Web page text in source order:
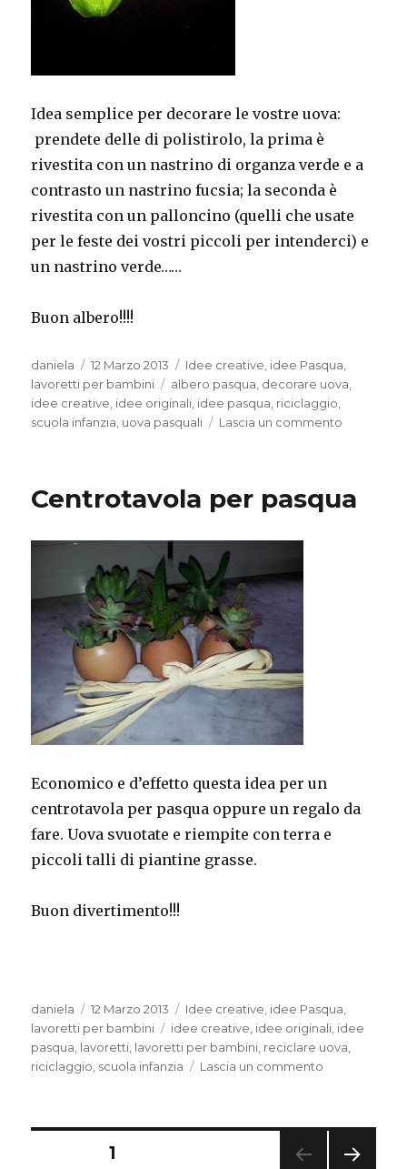
Idea semplice per decorare le vostre uova:
prendete delle di polistirolo, la prima è
rivestita con un nastrino di organza verde e a
contrasto un nastrino fucsia; la seconda è
rivestita con un palloncino (quelli che usate
per le feste dei vostri piccoli per intenderci) e
un nastrino verde……
Buon albero!!!!
Autore
daniela
Pubblicato
il
12 Marzo 2013 Categorie
Idee creative idee Pasqua
lavoretti per bambini
Tag
albero pasqua decorare uova
idee creative idee originali idee pasqua riciclaggio
scuola infanzia uova pasquali Lascia un commento
Centrotavola per pasqua
Economico e d’effetto questa idea per un
centrotavola per pasqua oppure un regalo da
fare. Uova svuotate e riempite con terra e
piccoli talli di piantine grasse.
Buon divertimento!!!
Autore
daniela
Pubblicato
il
12 Marzo 2013 Categorie
Idee creative idee Pasqua
lavoretti per bambini
Tag
idee creative idee originali idee
pasqua lavoretti lavoretti per bambini reciclare uova
riciclaggio scuola infanzia Lascia un commento
Paginazione
PAGINA1